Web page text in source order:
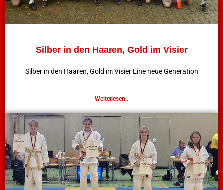
Silber in den Haaren, Gold im Visier
Silber in den Haaren, Gold im Visier Eine neue Generation
Weiterlesen..